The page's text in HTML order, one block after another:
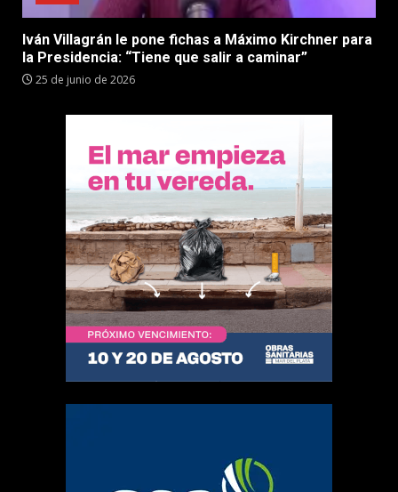
Iván Villagrán le pone fichas a Máximo Kirchner para
la Presidencia: “Tiene que salir a caminar”
25 de junio de 2026